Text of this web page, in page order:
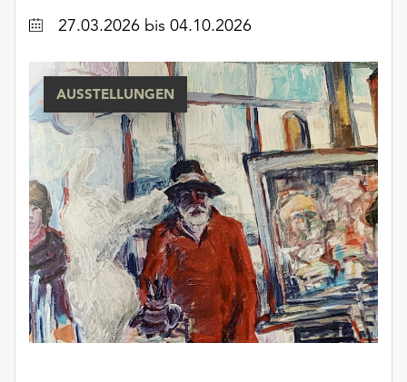
Datum27.03.2026 bis 04.10.2026
AUSSTELLUNGEN